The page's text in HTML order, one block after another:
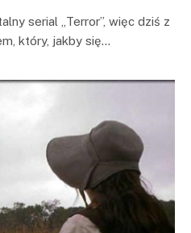
serial „Terror”, więc dziś z
który, jakby się…